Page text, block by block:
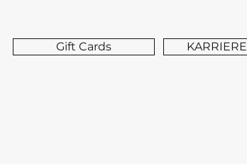
Gift Cards KARRIERE